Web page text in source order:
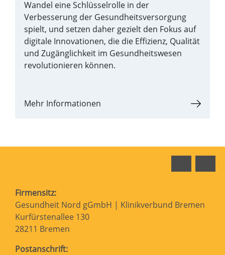
Wandel eine Schlüsselrolle in der
Verbesserung der Gesundheitsversorgung
spielt, und setzen daher gezielt den Fokus auf
digitale Innovationen, die die Effizienz, Qualität
und Zugänglichkeit im Gesundheitswesen
revolutionieren können.
Mehr Informationen
Firmensitz:
Gesundheit Nord gGmbH | Klinikverbund Bremen
Kurfürstenallee 130
28211 Bremen
Postanschrift: